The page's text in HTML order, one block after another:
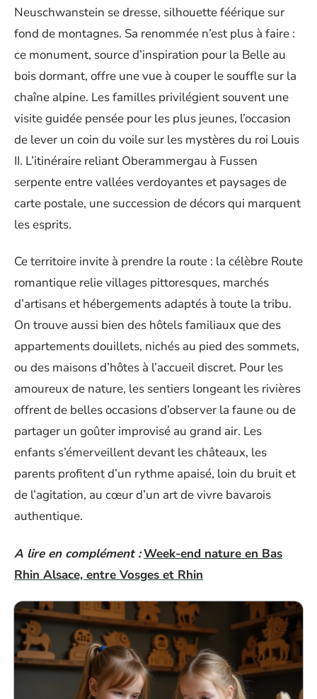
Neuschwanstein se dresse, silhouette féérique sur
fond de montagnes. Sa renommée n’est plus à faire :
ce monument, source d’inspiration pour la Belle au
bois dormant, offre une vue à couper le souffle sur la
chaîne alpine. Les familles privilégient souvent une
visite guidée pensée pour les plus jeunes, l’occasion
de lever un coin du voile sur les mystères du roi Louis
II. L’itinéraire reliant Oberammergau à Fussen
serpente entre vallées verdoyantes et paysages de
carte postale, une succession de décors qui marquent
les esprits.
Ce territoire invite à prendre la route : la célèbre Route
romantique relie villages pittoresques, marchés
d’artisans et hébergements adaptés à toute la tribu.
On trouve aussi bien des hôtels familiaux que des
appartements douillets, nichés au pied des sommets,
ou des maisons d’hôtes à l’accueil discret. Pour les
amoureux de nature, les sentiers longeant les rivières
offrent de belles occasions d’observer la faune ou de
partager un goûter improvisé au grand air. Les
enfants s’émerveillent devant les châteaux, les
parents profitent d’un rythme apaisé, loin du bruit et
de l’agitation, au cœur d’un art de vivre bavarois
authentique.
A lire en complément :Week-end nature en Bas
Rhin Alsace, entre Vosges et Rhin